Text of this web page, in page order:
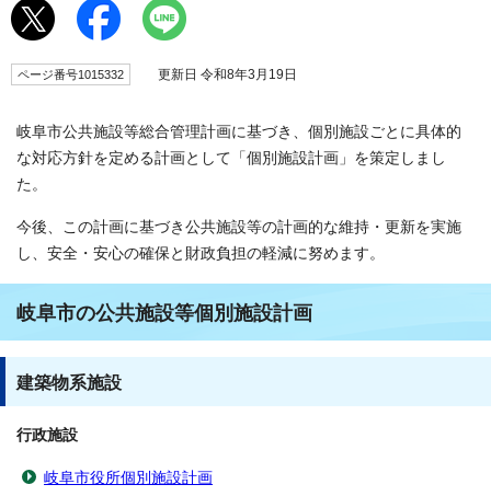
ページ番号1015332 更新日 令和8年3月19日
岐阜市公共施設等総合管理計画に基づき、個別施設ごとに具体的
な対応方針を定める計画として「個別施設計画」を策定しまし
た。
今後、この計画に基づき公共施設等の計画的な維持・更新を実施
し、安全・安心の確保と財政負担の軽減に努めます。
岐阜市の公共施設等個別施設計画
建築物系施設
行政施設
岐阜市役所個別施設計画